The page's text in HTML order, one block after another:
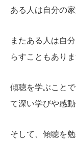
ある人は自分の
またある人は自
らすこともありま
傾聴を学ぶこと
て深い学びや感
そして、傾聴を